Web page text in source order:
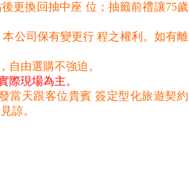
更換回抽中座 位；抽籤前禮讓75歲
公司保有變更行 程之權利。如有離
自由選購不強迫。
際現場為主。
當天跟客位貴賓 簽定型化旅遊契約
諒。